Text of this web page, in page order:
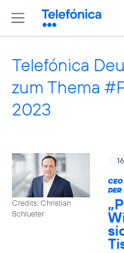
Telefónica
zum Thema
2023
Credits: Christian
Schlueter